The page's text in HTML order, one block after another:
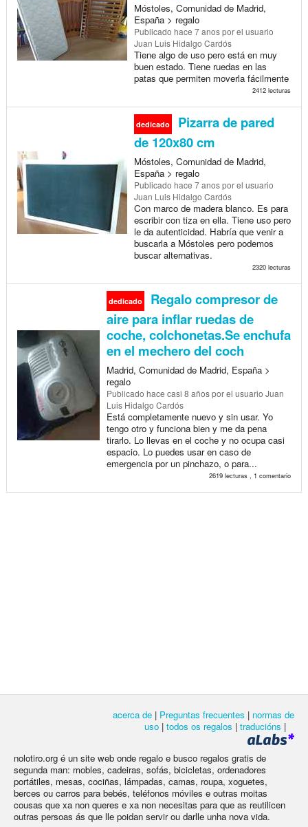
Móstoles, Comunidad de Madrid,
España > regalo
Publicado hace 7 anospor el usuario
Juan Luis Hidalgo Cardós
Tiene algo de uso pero está en muy
buen estado. Tiene ruedas en las
patas que permiten moverla fácilmente
2412 lecturas
dedicado
Pizarra de pared
de 120x80 cm
Móstoles, Comunidad de Madrid,
España > regalo
Publicado hace 7 anospor el usuario
Juan Luis Hidalgo Cardós
Con marco de madera blanco. Es para
escribir con tiza en ella. Tiene uso pero
le da autenticidad. Habría que venir a
buscarla a Móstoles pero podemos
buscar alternativas.
2320 lecturas
dedicado
Regalo compresor de
aire para inflar ruedas de
coche, colchonetas.Se enchufa
en el mechero del coch
Madrid, Comunidad de Madrid, España >
regalo
Publicado hace casi 8 añospor el usuario Juan
Luis Hidalgo Cardós
Está completamente nuevo y sin usar. Yo
tengo otro y funciona bien y me da pena
tirarlo. Lo llevas en el coche y no ocupa casi
espacio. Lo puedes usar en caso de
emergencia por un pinchazo, o para...
2619 lecturas , 1 comentario
acerca de | Preguntas frecuentes | normas de
uso | todos os regalos | traducións |
nolotiro.org é un site web onde regalo e busco regalos gratis de
segunda man: mobles, cadeiras, sofás, bicicletas, ordenadores
portátiles, mesas, cociñas, lámpadas, camas, roupa, xoguetes,
berces ou carros para bebés, teléfonos móviles e outras moitas
cousas que xa non queres e xa non necesitas para que as reutilicen
outras persoas ás que lle poidan servir ou darlle unha nova vida.